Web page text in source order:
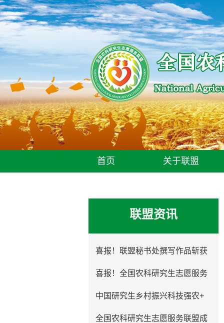
首页 关于联盟
联盟资讯
喜报！联盟秘书处撰写作品斩获
喜报！全国农科研究生志愿服务
中国研究生乡村振兴科技强农+
全国农科研究生志愿服务联盟成